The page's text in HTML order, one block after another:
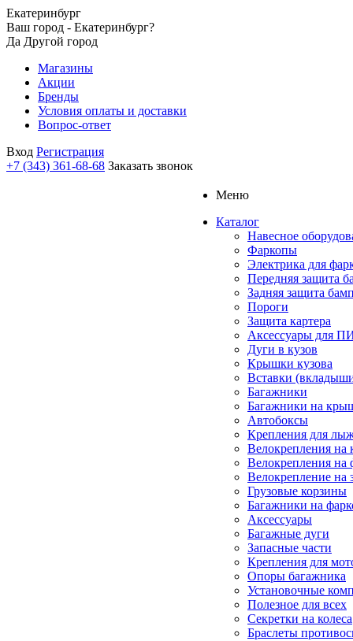
Екатеринбург
Ваш город - Екатеринбург?
Да Другой город
Магазины
Акции
Бренды
Условия оплаты и доставки
Вопрос-ответ
Вход Регистрация
+7 (343) 361-68-68 Заказать звонок
Меню
Каталог
Навесное
Фаркопы
Электрика для
Передняя защита
Задняя защита
Пороги
Защита картера
Аксессуары для
Дуги в кузов
Крышки кузова
Вставки
Багажники
Багажники на
Автобоксы
Крепления для
Велокрепления
Велокрепления на
Велокрепление на
Грузовые корзины
Багажники на
Аксессуары
Багажные дуги
Запасные части
Крепления для
Опоры багажника
Установочные
Полезное для всех
Секретки на колеса
Браслеты